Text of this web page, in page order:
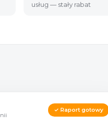
usług — stały rabat
✓ Raport gotowy